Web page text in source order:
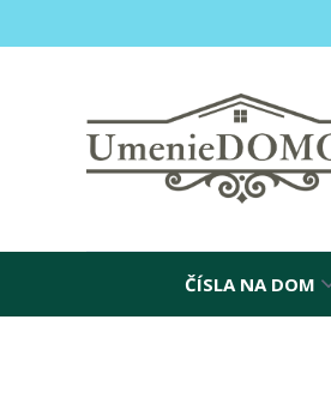
ČÍSLA NA DOM